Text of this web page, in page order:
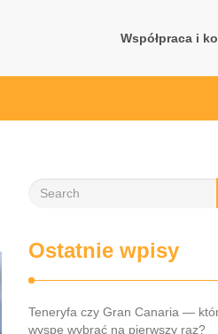
Współpraca i
Ostatnie wpisy
Teneryfa czy Gran Canaria —
wyspę wybrać na pierwszy raz?